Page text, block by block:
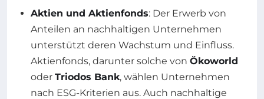
Aktien und Aktienfonds: Der Erwerb von
Anteilen an nachhaltigen Unternehmen
unterstützt deren Wachstum und Einfluss.
Aktienfonds, darunter solche von Ökoworld
oder Triodos Bank, wählen Unternehmen
nach ESG-Kriterien aus. Auch nachhaltige